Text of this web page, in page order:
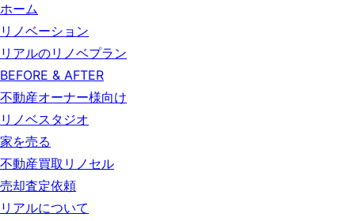
ホーム
リノベーション
リアルのリノベプラン
BEFORE & AFTER
不動産オーナー様向け
リノベスタジオ
家を売る
不動産買取リノセル
売却査定依頼
リアルについて